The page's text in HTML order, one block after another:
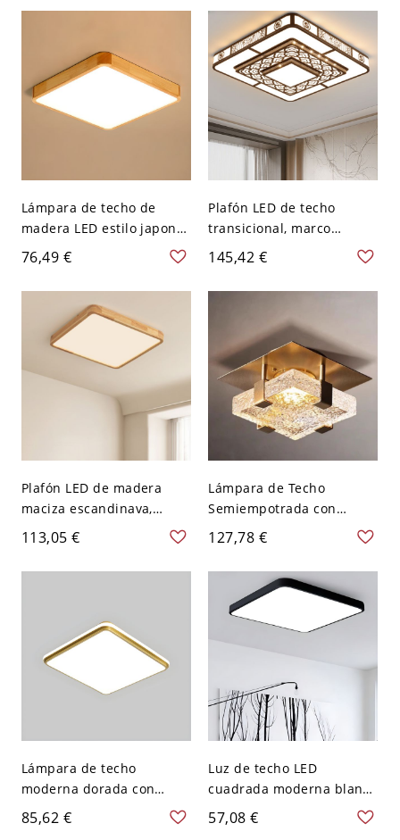
110 A 120 V 50,8 cm
A 120 V 30,48 cm Luz
cálida
Lámpara de techo de
madera LED estilo japonés
para dormitorio - 110 A
120 V Cuadro 30,48 cm
Blanco
76,49 €
Plafón LED de techo
transicional, marco
metálico calado tipo
celosía con difusión suave
- 110 A 120 V 50,8 cm
145,42 €
Plafón LED de madera
maciza escandinava,
redondo y minimalista,
para dormitorio y pasillo -
110 A 120 V 50,8 cm
113,05 €
Lámpara de Techo
Semiempotrada con
Pantalla de Vidrio Suave
en Dorado, 1 Luz Diseño
Minimalista de Metal,
110V-120V, 6"
127,78 €
Lámpara de techo
moderna dorada con
pantalla blanca y
bombillas LED - 110 A 120
85,62 €
Luz de techo LED
cuadrada moderna blanca
con pantalla acrílica - 1
luz, 16x16 pulgadas -
57,08 €